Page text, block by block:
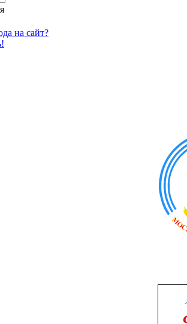
на сайт?